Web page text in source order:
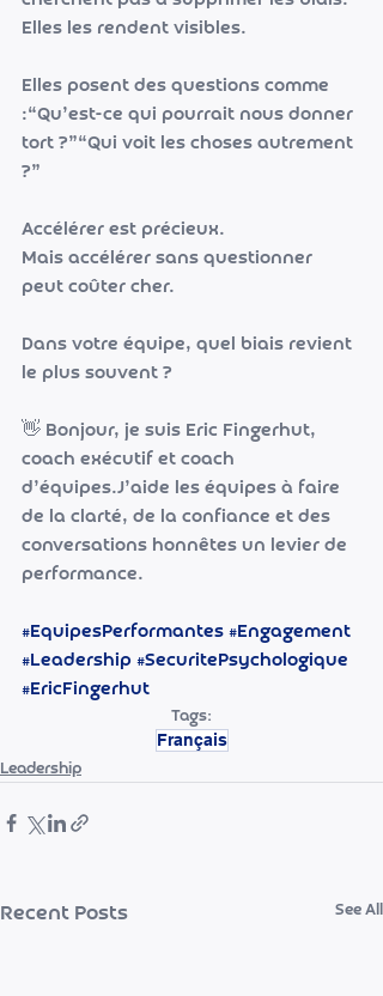
Elles les rendent visibles.
Elles posent des questions comme
:“Qu’est-ce qui pourrait nous donner
tort ?”“Qui voit les choses autrement
?”
Accélérer est précieux.
Mais accélérer sans questionner
peut coûter cher.
Dans votre équipe, quel biais revient
le plus souvent ?
👋 Bonjour, je suis Eric Fingerhut,
coach exécutif et coach
d’équipes.J’aide les équipes à faire
de la clarté, de la confiance et des
conversations honnêtes un levier de
performance.
#EquipesPerformantes #Engagement
#Leadership #SecuritePsychologique
#EricFingerhut
Tags:
Français
Leadership
Recent Posts See All